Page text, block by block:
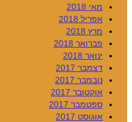
מאי 2018
אפריל 2018
מרץ 2018
פברואר 2018
ינואר 2018
דצמבר 2017
נובמבר 2017
אוקטובר 2017
ספטמבר 2017
אוגוסט 2017